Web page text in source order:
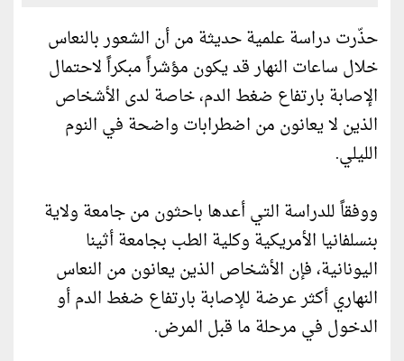
حذّرت دراسة علمية حديثة من أن الشعور بالنعاس
خلال ساعات النهار قد يكون مؤشراً مبكراً لاحتمال
الإصابة بارتفاع ضغط الدم، خاصة لدى الأشخاص
الذين لا يعانون من اضطرابات واضحة في النوم
الليلي.
ووفقاً للدراسة التي أعدها باحثون من جامعة ولاية
بنسلفانيا الأمريكية وكلية الطب بجامعة أثينا
اليونانية، فإن الأشخاص الذين يعانون من النعاس
النهاري أكثر عرضة للإصابة بارتفاع ضغط الدم أو
الدخول في مرحلة ما قبل المرض.